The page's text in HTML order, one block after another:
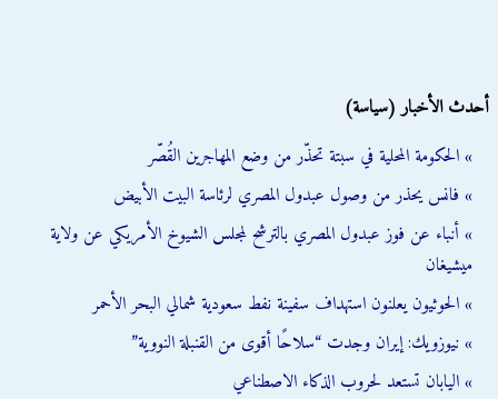
أحدث الأخبار (سياسة)
» الحكومة المحلية في سبتة تحذّر من وضع المهاجرين القُصّر
» فانس يحذر من وصول عبدول المصري لرئاسة البيت الأبيض
» أنباء عن فوز عبدول المصري بالترشح لمجلس الشيوخ الأمريكي عن ولاية
ميشيغان
» الحوثيون يعلنون استهداف سفينة نفط سعودية شمالي البحر الأحمر
» نيوزويك: إيران وجدت “سلاحًا أقوى من القنبلة النووية”
» اليابان تستعد لحروب الذكاء الاصطناعي